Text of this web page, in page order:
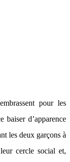
pour les
baiser d’apparence
les deux garçons à
cercle social et,